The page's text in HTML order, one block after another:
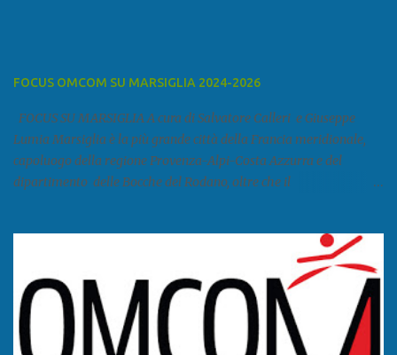
FOCUS OMCOM SU MARSIGLIA 2024-2026
FOCUS SU MARSIGLIA A cura di Salvatore Calleri e Giuseppe
Lumia Marsiglia è la più grande città della Francia meridionale,
capoluogo della regione Provenza-Alpi-Costa Azzurra e del
dipartimento delle Bocche del Rodano, oltre che il
come area metropolitana. Studiare quanto succede a Marsiglia è
molto importante per la geopolitica narcomafiosa perché
Marsiglia ha il porto in asse con la Corsica, Genova, Livorno e
Napoli e le banlieu gemellate con le periferie milanesi. Secondo il
rapporto della DCSA è uno dei principali scali del narcotraffico dal